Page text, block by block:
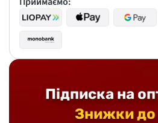
Підписка на
Знижки до